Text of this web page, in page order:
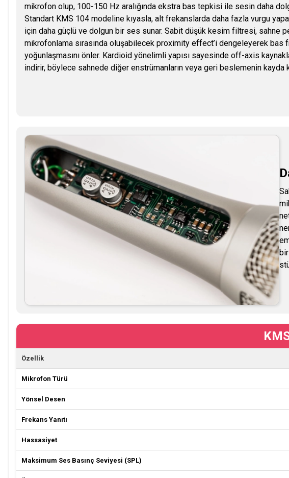
mikrofon olup, 100-150 Hz aralığında ekstra bas tepkisi ile sesin daha
Standart KMS 104 modeline kıyasla, alt frekanslarda daha fazla vurgu
için daha güçlü ve dolgun bir ses sunar. Sabit düşük kesim filtresi, sahne
mikrofonlama sırasında oluşabilecek proximity effect’i dengeleyerek bas
yoğunlaşmasını önler. Kardioid yönelimli yapısı sayesinde off-axis
indirir, böylece sahnede diğer enstrümanların veya geri beslemenin kayda
Özellik
Mikrofon Türü
Yönsel Desen
Frekans Yanıtı
Hassasiyet
Maksimum Ses Basınç Seviyesi (SPL)